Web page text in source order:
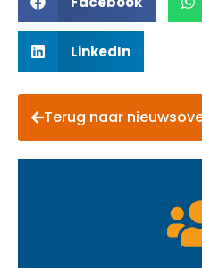
LinkedIn
Terug naar